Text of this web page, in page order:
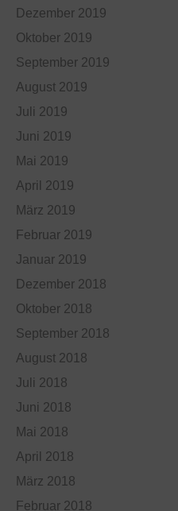
Dezember 2019
Oktober 2019
September 2019
August 2019
Juli 2019
Juni 2019
Mai 2019
April 2019
März 2019
Februar 2019
Januar 2019
Dezember 2018
Oktober 2018
September 2018
August 2018
Juli 2018
Juni 2018
Mai 2018
April 2018
März 2018
Februar 2018